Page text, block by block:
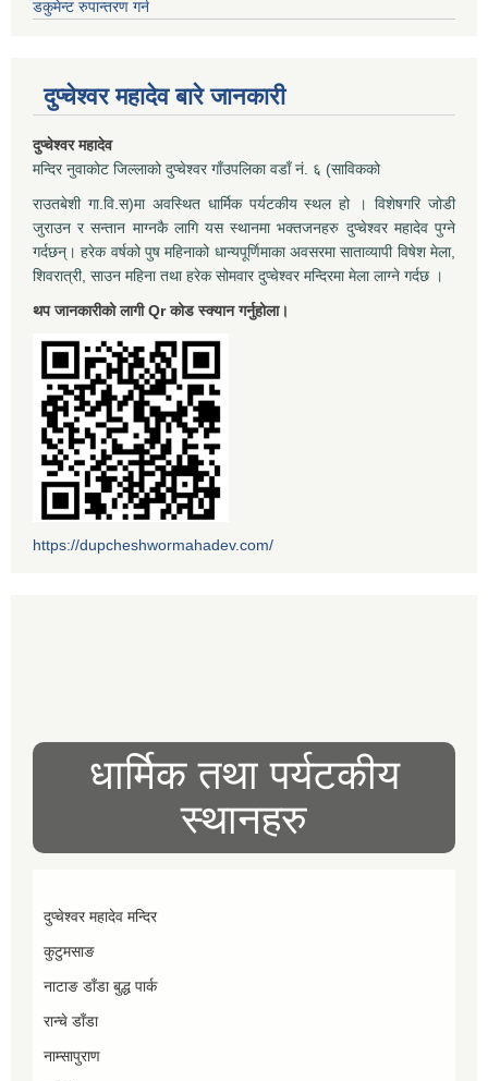
डकुमेन्ट रुपान्तरण गर्न
दुप्चेश्वर महादेव बारे जानकारी
दुप्चेश्वर महादेव
मन्दिर नुवाकोट जिल्लाको दुप्चेश्वर गाँउपलिका वडाँ नं. ६ (साविकको
राउतबेशी गा.वि.स)मा अवस्थित धार्मिक पर्यटकीय स्थल हो । विशेषगरि जोडी
जुराउन र सन्तान माग्नकै लागि यस स्थानमा भक्तजनहरु दुप्चेश्वर महादेव पुग्ने
गर्दछन्। हरेक वर्षको पुष महिनाको धान्यपूर्णिमाका अवसरमा साताव्यापी विषेश मेला,
शिवरात्री, साउन महिना तथा हरेक सोमवार दुप्चेश्वर मन्दिरमा मेला लाग्ने गर्दछ ।
थप जानकारीको लागी Qr कोड स्क्यान गर्नुहोला।
https://dupcheshwormahadev.com/
धार्मिक तथा पर्यटकीय
स्थानहरु
दुप्चेश्वर महादेव मन्दिर
कुटुमसाङ
नाटाङ डाँडा बुद्ध पार्क
रान्चे डाँडा
नाम्सापुराण